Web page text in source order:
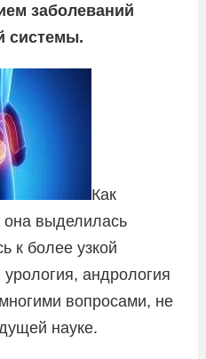
заболеваний
системы.
Как
она выделилась
к более узкой
андрология
вопросами, не
науке.